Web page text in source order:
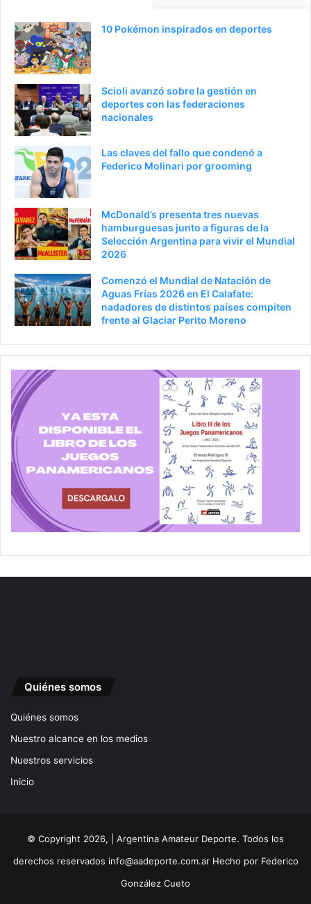
10 Pokémon inspirados en deportes
Scioli avanzó sobre la gestión en
deportes con las federaciones
nacionales
Las claves del fallo que condenó a
Federico Molinari por grooming
McDonald’s presenta tres nuevas
hamburguesas junto a figuras de la
Selección Argentina para vivir el Mundial
2026
Comenzó el Mundial de Natación de
Aguas Frías 2026 en El Calafate:
nadadores de distintos países compiten
frente al Glaciar Perito Moreno
Quiénes somos
Quiénes somos
Nuestro alcance en los medios
Nuestros servicios
Inicio
© Copyright 2026, | Argentina Amateur Deporte. Todos los
derechos reservados info@aadeporte.com.arHecho por Federico
González Cueto